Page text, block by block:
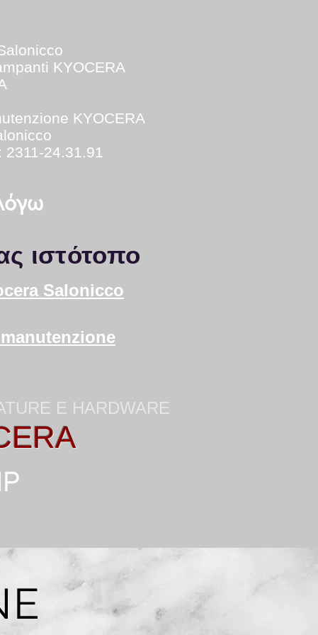
KYOCERA
KYOCERA
2311-24.31.91
ιστότοπο
Salonicco
E HARDWARE